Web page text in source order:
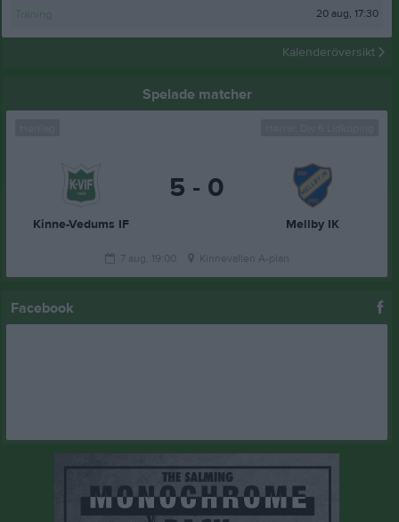
Träning 20 aug, 17:30
Kalenderöversikt
Spelade matcher
Kinne-Vedums IF
5 - 0
Mellby IK
7 aug, 19:00 Kinnevallen A-plan
Facebook